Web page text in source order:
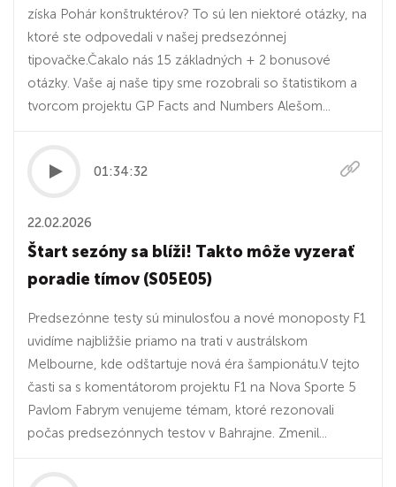
získa Pohár konštruktérov? To sú len niektoré otázky, na
ktoré ste odpovedali v našej predsezónnej
tipovačke.Čakalo nás 15 základných + 2 bonusové
otázky. Vaše aj naše tipy sme rozobrali so štatistikom a
tvorcom projektu GP Facts and Numbers Alešom...
01:34:32
22.02.2026
Štart sezóny sa blíži! Takto môže vyzerať
poradie tímov (S05E05)
Predsezónne testy sú minulosťou a nové monoposty F1
uvidíme najbližšie priamo na trati v austrálskom
Melbourne, kde odštartuje nová éra šampionátu.V tejto
časti sa s komentátorom projektu F1 na Nova Sporte 5
Pavlom Fabrym venujeme témam, ktoré rezonovali
počas predsezónnych testov v Bahrajne. Zmenil...